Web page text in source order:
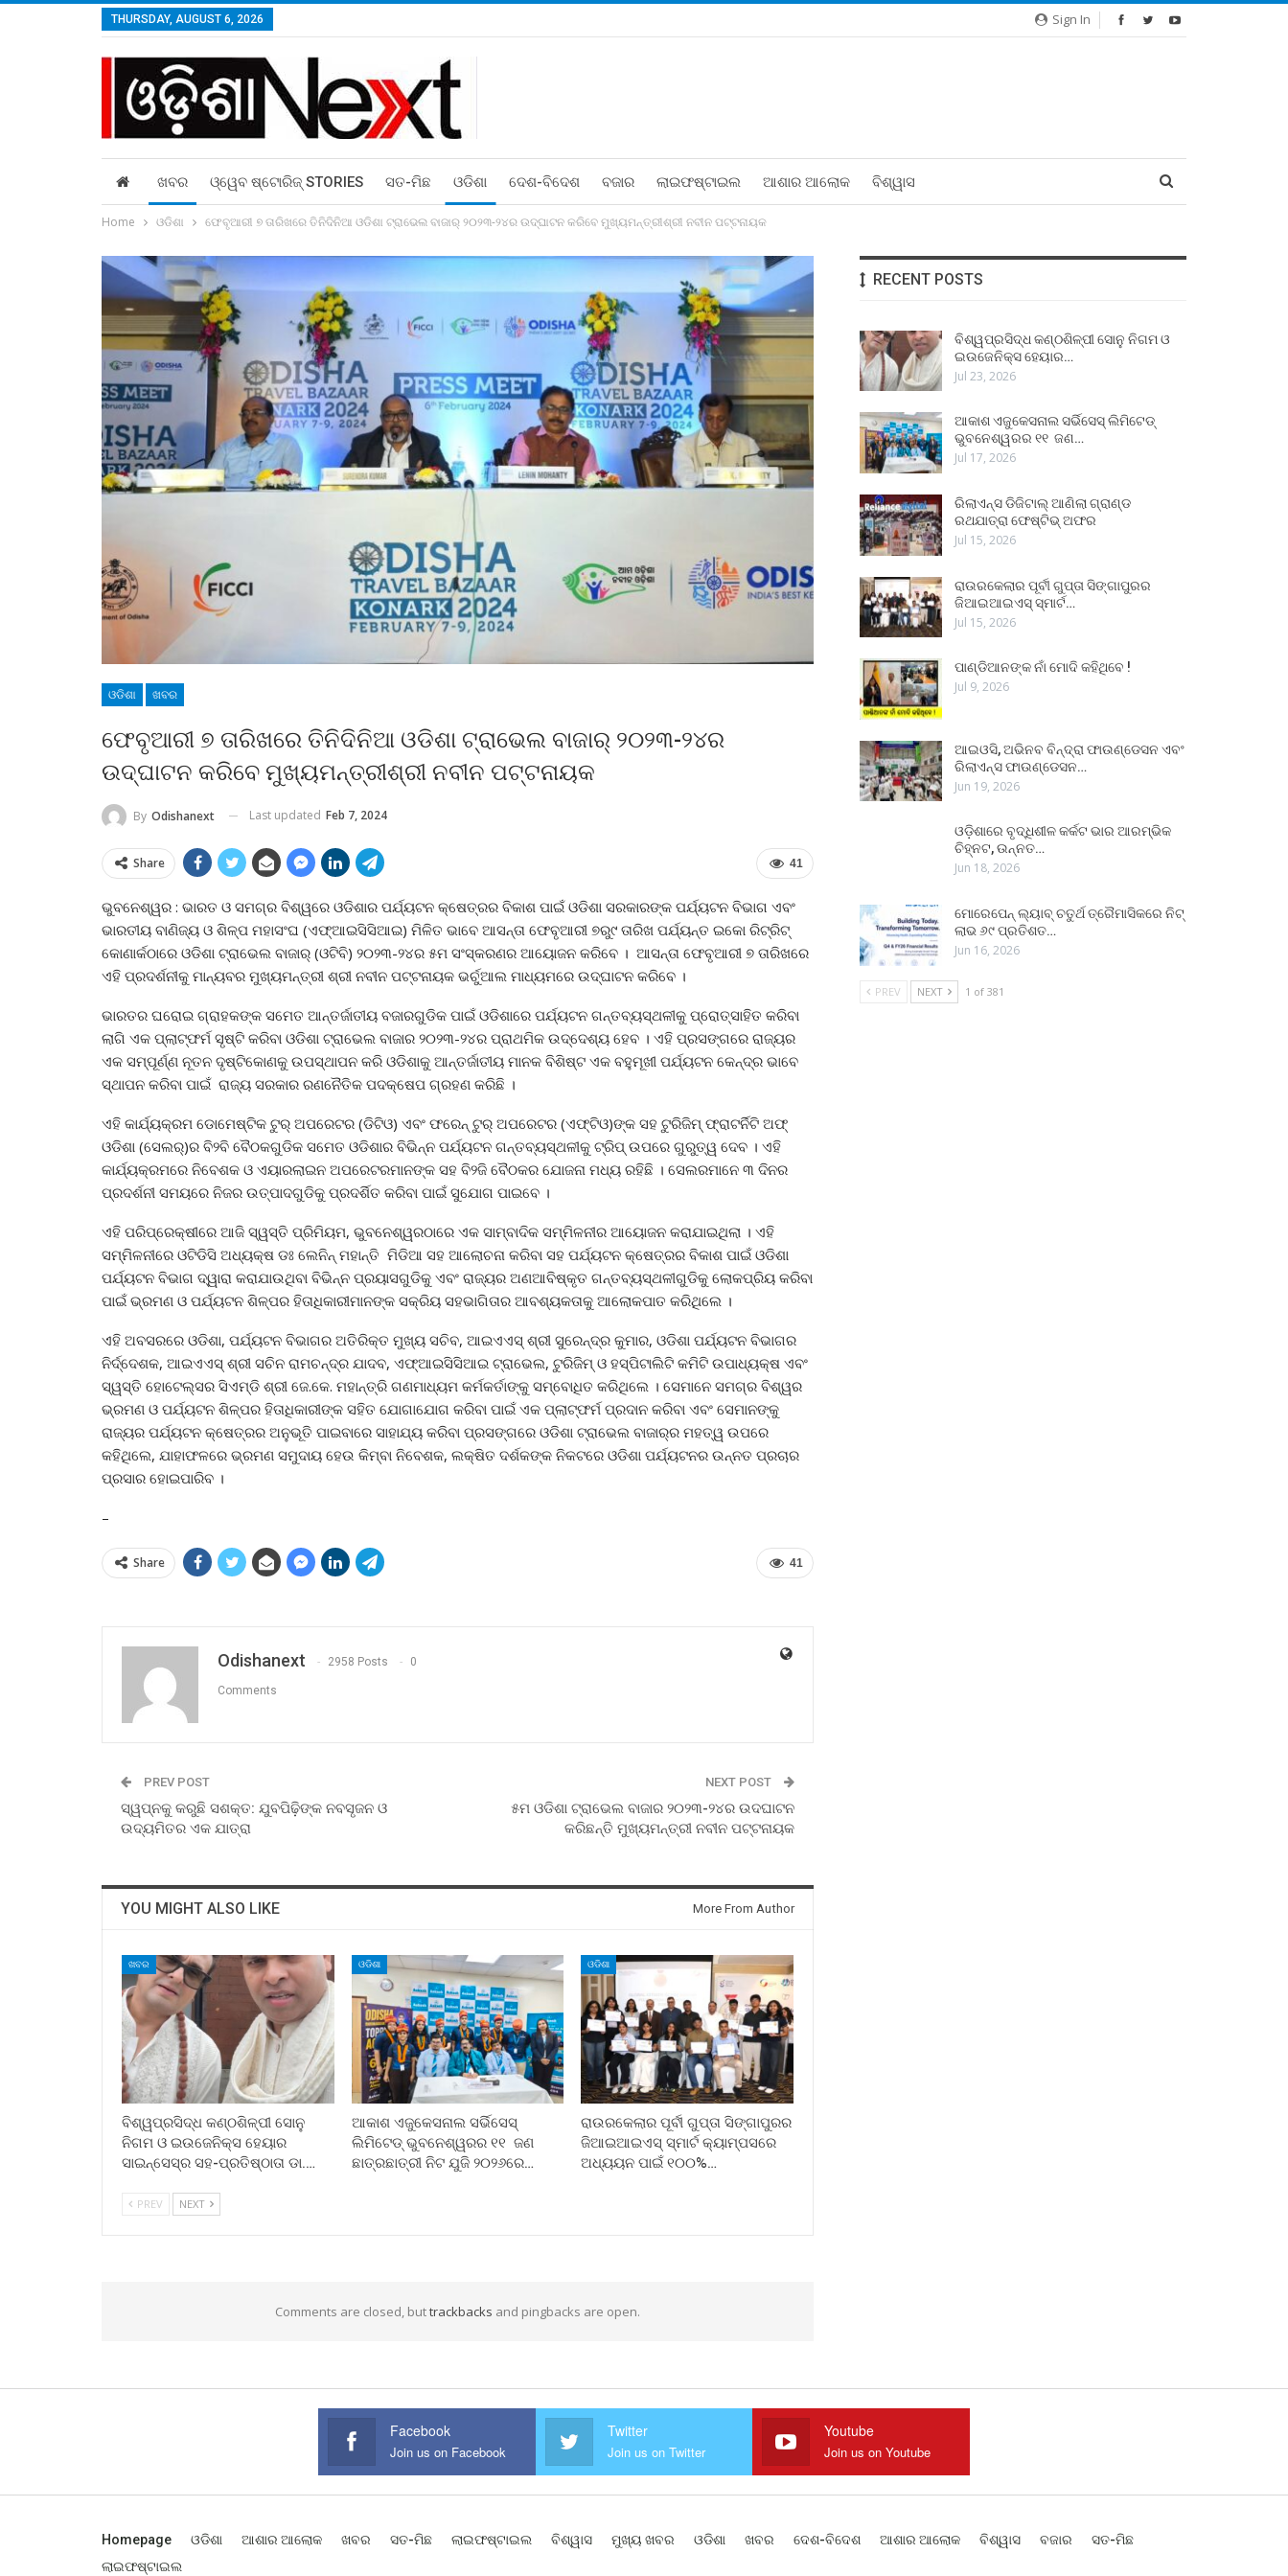
Sign In
THURSDAY, AUGUST 6, 2026
ଖବର ଓ୍ୱେବ ଷ୍ଟୋରିଜ୍‌ STORIES ସତ-ମିଛ ଓଡିଶା ଦେଶ-ବିଦେଶ ବଜାର ଲାଇଫଷ୍ଟାଇଲ ଆଶାର ଆଲୋକ ବିଶ୍ୱାସ
Home ଓଡିଶା ଫେବୃଆରୀ ୭ ତାରିଖରେ ତିନିଦିନିଆ ଓଡିଶା ଟ୍ରାଭେଲ ବାଜାର୍ ୨୦୨୩-୨୪ର ଉଦ୍‌ଘାଟନ କରିବେ ମୁଖ୍ୟମନ୍ତ୍ରୀଶ୍ରୀ ନବୀନ ପଟ୍ଟନାୟକ
ଓଡିଶା ଖବର
ଫେବୃଆରୀ ୭ ତାରିଖରେ ତିନିଦିନିଆ ଓଡିଶା ଟ୍ରାଭେଲ ବାଜାର୍ ୨୦୨୩-୨୪ର
ଉଦ୍‌ଘାଟନ କରିବେ ମୁଖ୍ୟମନ୍ତ୍ରୀଶ୍ରୀ ନବୀନ ପଟ୍ଟନାୟକ
By Odishanext Last updated Feb 7, 2024
41
Share
ଭୁବନେଶ୍ୱର : ଭାରତ ଓ ସମଗ୍ର ବିଶ୍ୱରେ ଓଡିଶାର ପର୍ଯ୍ୟଟନ କ୍ଷେତ୍ରର ବିକାଶ ପାଇଁ ଓଡିଶା ସରକାରଙ୍କ ପର୍ଯ୍ୟଟନ ବିଭାଗ ଏବଂ
ଭାରତୀୟ ବାଣିଜ୍ୟ ଓ ଶିଳ୍ପ ମହାସଂଘ (ଏଫ୍‌ଆଇସିସିଆଇ) ମିଳିତ ଭାବେ ଆସନ୍ତା ଫେବୃଆରୀ ୭ରୁ୯ ତାରିଖ ପର୍ଯ୍ୟନ୍ତ ଇକୋ ରିଟ୍ରିଟ୍
କୋଣାର୍କଠାରେ ଓଡିଶା ଟ୍ରାଭେଲ ବାଜାର୍ (ଓଟିବି) ୨୦୨୩-୨୪ର ୫ମ ସଂସ୍କରଣର ଆୟୋଜନ କରିବେ । ଆସନ୍ତା ଫେବୃଆରୀ ୭ ତାରିଖରେ
ଏହି ପ୍ରଦର୍ଶନୀକୁ ମାନ୍ୟବର ମୁଖ୍ୟମନ୍ତ୍ରୀ ଶ୍ରୀ ନବୀନ ପଟ୍ଟନାୟକ ଭର୍ଚୁଆଲ ମାଧ୍ୟମରେ ଉଦ୍‌ଘାଟନ କରିବେ ।
ଭାରତର ଘରୋଇ ଗ୍ରାହକଙ୍କ ସମେତ ଆନ୍ତର୍ଜାତୀୟ ବଜାରଗୁଡିକ ପାଇଁ ଓଡିଶାରେ ପର୍ଯ୍ୟଟନ ଗନ୍ତବ୍ୟସ୍ଥଳୀକୁ ପ୍ରୋତ୍ସାହିତ କରିବା
ଲାଗି ଏକ ପ୍ଲାଟ୍‌ଫର୍ମ ସୃଷ୍ଟି କରିବା ଓଡିଶା ଟ୍ରାଭେଲ ବାଜାର ୨୦୨୩-୨୪ର ପ୍ରାଥମିକ ଉଦ୍ଦେଶ୍ୟ ହେବ । ଏହି ପ୍ରସଙ୍ଗରେ ରାଜ୍ୟର
ଏକ ସମ୍ପୂର୍ଣ୍ଣ ନୂତନ ଦୃଷ୍ଟିକୋଣକୁ ଉପସ୍ଥାପନ କରି ଓଡିଶାକୁ ଆନ୍ତର୍ଜାତୀୟ ମାନକ ବିଶିଷ୍ଟ ଏକ ବହୁମୂଖୀ ପର୍ଯ୍ୟଟନ କେନ୍ଦ୍ର ଭାବେ
ସ୍ଥାପନ କରିବା ପାଇଁ ରାଜ୍ୟ ସରକାର ରଣନୈତିକ ପଦକ୍ଷେପ ଗ୍ରହଣ କରିଛି ।
ଏହି କାର୍ଯ୍ୟକ୍ରମ ଡୋମେଷ୍ଟିକ ଟୁର୍ ଅପରେଟର (ଡିଟିଓ) ଏବଂ ଫରେନ୍ ଟୁର୍ ଅପରେଟର (ଏଫ୍‌ଟିଓ)ଙ୍କ ସହ ଟୁରିଜିମ୍ ଫ୍ରାଟର୍ନିଟି ଅଫ୍
ଓଡିଶା (ସେଲର୍‌)ର ବି୨ବି ବୈଠକଗୁଡିକ ସମେତ ଓଡିଶାର ବିଭିନ୍ନ ପର୍ଯ୍ୟଟନ ଗନ୍ତବ୍ୟସ୍ଥଳୀକୁ ଟ୍ରିପ୍ ଉପରେ ଗୁରୁତ୍ୱ ଦେବ । ଏହି
କାର୍ଯ୍ୟକ୍ରମରେ ନିବେଶକ ଓ ଏୟାରଲାଇନ ଅପରେଟରମାନଙ୍କ ସହ ବି୨ଜି ବୈଠକର ଯୋଜନା ମଧ୍ୟ ରହିଛି । ସେଲରମାନେ ୩ ଦିନର
ପ୍ରଦର୍ଶନୀ ସମୟରେ ନିଜର ଉତ୍ପାଦଗୁଡିକୁ ପ୍ରଦର୍ଶିତ କରିବା ପାଇଁ ସୁଯୋଗ ପାଇବେ ।
ଏହି ପରିପ୍ରେକ୍ଷୀରେ ଆଜି ସ୍ୱସ୍ତି ପ୍ରିମିୟମ, ଭୁବନେଶ୍ୱରଠାରେ ଏକ ସାମ୍ବାଦିକ ସମ୍ମିଳନୀର ଆୟୋଜନ କରାଯାଇଥିଲା । ଏହି
ସମ୍ମିଳନୀରେ ଓଟିଡିସି ଅଧ୍ୟକ୍ଷ ଡଃ ଲେନିନ୍ ମହାନ୍ତି ମିଡିଆ ସହ ଆଲୋଚନା କରିବା ସହ ପର୍ଯ୍ୟଟନ କ୍ଷେତ୍ରର ବିକାଶ ପାଇଁ ଓଡିଶା
ପର୍ଯ୍ୟଟନ ବିଭାଗ ଦ୍ୱାରା କରାଯାଉଥିବା ବିଭିନ୍ନ ପ୍ରୟାସଗୁଡିକୁ ଏବଂ ରାଜ୍ୟର ଅଣଆବିଷ୍କୃତ ଗନ୍ତବ୍ୟସ୍ଥଳୀଗୁଡିକୁ ଲୋକପ୍ରିୟ କରିବା
ପାଇଁ ଭ୍ରମଣ ଓ ପର୍ଯ୍ୟଟନ ଶିଳ୍ପର ହିତାଧିକାରୀମାନଙ୍କ ସକ୍ରିୟ ସହଭାଗିତାର ଆବଶ୍ୟକତାକୁ ଆଲୋକପାତ କରିଥିଲେ ।
ଏହି ଅବସରରେ ଓଡିଶା, ପର୍ଯ୍ୟଟନ ବିଭାଗର ଅତିରିକ୍ତ ମୁଖ୍ୟ ସଚିବ, ଆଇଏଏସ୍ ଶ୍ରୀ ସୁରେନ୍ଦ୍ର କୁମାର, ଓଡିଶା ପର୍ଯ୍ୟଟନ ବିଭାଗର
ନିର୍ଦ୍ଦେଶକ, ଆଇଏଏସ୍ ଶ୍ରୀ ସଚିନ ରାମଚନ୍ଦ୍ର ଯାଦବ, ଏଫ୍‌ଆଇସିସିଆଇ ଟ୍ରାଭେଲ, ଟୁରିଜିମ୍ ଓ ହସ୍ପିଟାଲିଟି କମିଟି ଉପାଧ୍ୟକ୍ଷ ଏବଂ
ସ୍ୱସ୍ତି ହୋଟେଲ୍ସର ସିଏମ୍‌ଡି ଶ୍ରୀ ଜେ.କେ. ମହାନ୍ତ୍ରି ଗଣମାଧ୍ୟମ କର୍ମକର୍ତାଙ୍କୁ ସମ୍ବୋଧିତ କରିଥିଲେ । ସେମାନେ ସମଗ୍ର ବିଶ୍ୱର
ଭ୍ରମଣ ଓ ପର୍ଯ୍ୟଟନ ଶିଳ୍ପର ହିତାଧିକାରୀଙ୍କ ସହିତ ଯୋଗାଯୋଗ କରିବା ପାଇଁ ଏକ ପ୍ଲାଟ୍‌ଫର୍ମ ପ୍ରଦାନ କରିବା ଏବଂ ସେମାନଙ୍କୁ
ରାଜ୍ୟର ପର୍ଯ୍ୟଟନ କ୍ଷେତ୍ରର ଅନୁଭୂତି ପାଇବାରେ ସାହାଯ୍ୟ କରିବା ପ୍ରସଙ୍ଗରେ ଓଡିଶା ଟ୍ରାଭେଲ ବାଜାର୍‌ର ମହତ୍ୱ ଉପରେ
କହିଥିଲେ, ଯାହାଫଳରେ ଭ୍ରମଣ ସମୁଦାୟ ହେଉ କିମ୍ବା ନିବେଶକ, ଲକ୍ଷିତ ଦର୍ଶକଙ୍କ ନିକଟରେ ଓଡିଶା ପର୍ଯ୍ୟଟନର ଉନ୍ନତ ପ୍ରଚାର
ପ୍ରସାର ହୋଇପାରିବ ।
–
41
Share
Odishanext 2958 Posts 0
Comments
PREV POST
ସ୍ୱପ୍ନକୁ କରୁଛି ସଶକ୍ତ: ଯୁବପିଢ଼ିଙ୍କ ନବସୃଜନ ଓ
ଉଦ୍ୟମିତର ଏକ ଯାତ୍ରା
NEXT POST
୫ମ ଓଡିଶା ଟ୍ରାଭେଲ ବାଜାର ୨୦୨୩-୨୪ର ଉଦଘାଟନ
କରିଛନ୍ତି ମୁଖ୍ୟମନ୍ତ୍ରୀ ନବୀନ ପଟ୍ଟନାୟକ
YOU MIGHT ALSO LIKE More From Author
ଖବର
ବିଶ୍ୱପ୍ରସିଦ୍ଧ କଣ୍ଠଶିଳ୍ପୀ ସୋନୁ
ନିଗମ ଓ ଇଉଜେନିକ୍ସ ହେୟାର
ସାଇନ୍ସେସ୍ର ସହ-ପ୍ରତିଷ୍ଠାତା ଡା.…
ଓଡିଶା
ଆକାଶ ଏଜୁକେସନାଲ ସର୍ଭିସେସ୍
ଲିମିଟେଡ୍ ଭୁବନେଶ୍ୱରର ୧୧ ଜଣ
ଛାତ୍ରଛାତ୍ରୀ ନିଟ ଯୁଜି ୨୦୨୬ରେ…
ଓଡିଶା
ରାଉରକେଲାର ପୂର୍ବୀ ଗୁପ୍ତା ସିଙ୍ଗାପୁରର
ଜିଆଇଆଇଏସ୍ ସ୍ମାର୍ଟ କ୍ୟାମ୍ପସରେ
ଅଧ୍ୟୟନ ପାଇଁ ୧୦୦%…
PREV NEXT
Comments are closed, buttrackbacks and pingbacks are open.
RECENT POSTS
ବିଶ୍ୱପ୍ରସିଦ୍ଧ କଣ୍ଠଶିଳ୍ପୀ ସୋନୁ ନିଗମ ଓ
ଇଉଜେନିକ୍ସ ହେୟାର…
Jul 23, 2026
ଆକାଶ ଏଜୁକେସନାଲ ସର୍ଭିସେସ୍ ଲିମିଟେଡ୍
ଭୁବନେଶ୍ୱରର ୧୧ ଜଣ…
Jul 17, 2026
ରିଲାଏନ୍ସ ଡିଜିଟାଲ୍ ଆଣିଲା ଗ୍ରାଣ୍ଡ
ରଥଯାତ୍ରା ଫେଷ୍ଟିଭ୍ ଅଫର
Jul 15, 2026
ରାଉରକେଲାର ପୂର୍ବୀ ଗୁପ୍ତା ସିଙ୍ଗାପୁରର
ଜିଆଇଆଇଏସ୍ ସ୍ମାର୍ଟ…
Jul 15, 2026
ପାଣ୍ଡିଆନଙ୍କ ନାଁ ମୋଦି କହିଥିବେ !
Jul 9, 2026
ଆଇଓସି, ଅଭିନବ ବିନ୍ଦ୍ରା ଫାଉଣ୍ଡେସନ ଏବଂ
ରିଲାଏନ୍ସ ଫାଉଣ୍ଡେସନ…
Jun 19, 2026
ଓଡ଼ିଶାରେ ବୃଦ୍ଧିଶୀଳ କର୍କଟ ଭାର ଆରମ୍ଭିକ
ଚିହ୍ନଟ, ଉନ୍ନତ…
Jun 18, 2026
ମୋରେପେନ୍ ଲ୍ୟାବ୍ ଚତୁର୍ଥ ତ୍ରୈମାସିକରେ ନିଟ୍
ଲାଭ ୬୯ ପ୍ରତିଶତ…
Jun 16, 2026
PREV NEXT 1 of 381
Facebook
Join us on Facebook
Twitter
Join us on Twitter
Youtube
Join us on Youtube
Homepage ଓଡିଶା ଆଶାର ଆଲୋକ ଖବର ସତ-ମିଛ ଲାଇଫଷ୍ଟାଇଲ ବିଶ୍ୱାସ ମୁଖ୍ୟ ଖବର ଓଡିଶା ଖବର ଦେଶ-ବିଦେଶ ଆଶାର ଆଲୋକ ବିଶ୍ୱାସ ବଜାର
ସତ-ମିଛ
ଲାଇଫଷ୍ଟାଇଲ